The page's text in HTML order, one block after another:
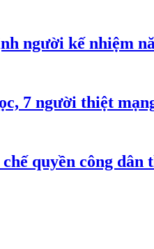
người kế nhiệm
7 người thiệt
quyền công dân